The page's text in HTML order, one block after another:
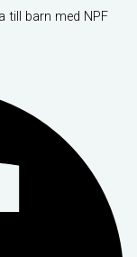
till barn med NPF